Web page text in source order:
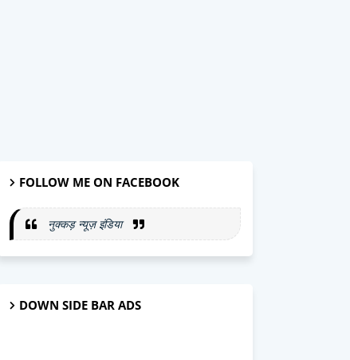
FOLLOW ME ON FACEBOOK
नुक्कड़ न्यूज़ इंडिया
DOWN SIDE BAR ADS